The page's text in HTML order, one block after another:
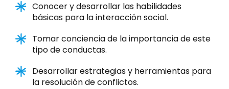
Conocer y desarrollar las habilidades
básicas para la interacción social.
Tomar conciencia de la importancia de este
tipo de conductas.
Desarrollar estrategias y herramientas para
la resolución de conflictos.